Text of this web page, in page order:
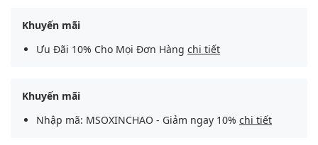
Khuyến mãi
Ưu Đãi 10% Cho Mọi Đơn Hàng chi tiết
Khuyến mãi
Nhập mã: MSOXINCHAO - Giảm ngay 10% chi tiết